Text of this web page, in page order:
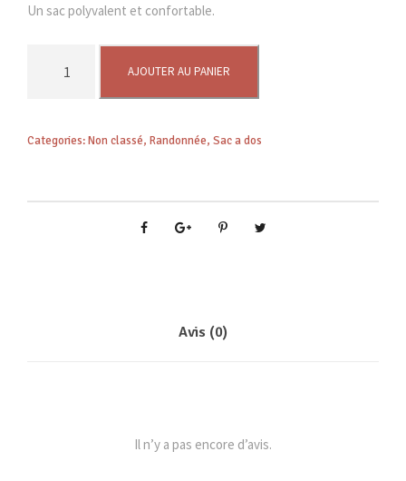
Un sac polyvalent et confortable.
t
AJOUTER AU PANIER
Categories:Non classé, Randonnée, Sac a dos
Avis (0)
Il n’y a pas encore d’avis.